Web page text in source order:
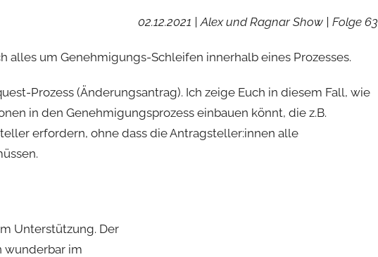
02.12.2021 | Alex und Ragnar Show | Folge 63
alles um Genehmigungs-Schleifen innerhalb eines Prozesses.
Prozess (Änderungsantrag). Ich zeige Euch in diesem Fall, wie
in den Genehmigungsprozess einbauen könnt, die z.B.
erfordern, ohne dass die Antragsteller:innen alle
Unterstützung. Der
wunderbar im